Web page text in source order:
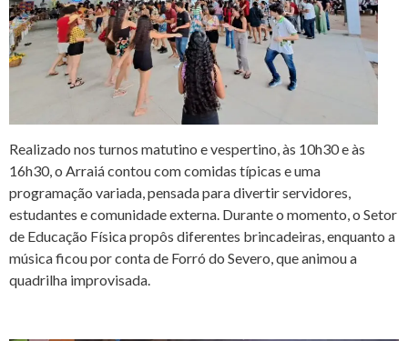
Realizado nos turnos matutino e vespertino, às 10h30 e às
16h30, o Arraiá contou com comidas típicas e uma
programação variada, pensada para divertir servidores,
estudantes e comunidade externa. Durante o momento, o Setor
de Educação Física propôs diferentes brincadeiras, enquanto a
música ficou por conta de Forró do Severo, que animou a
quadrilha improvisada.